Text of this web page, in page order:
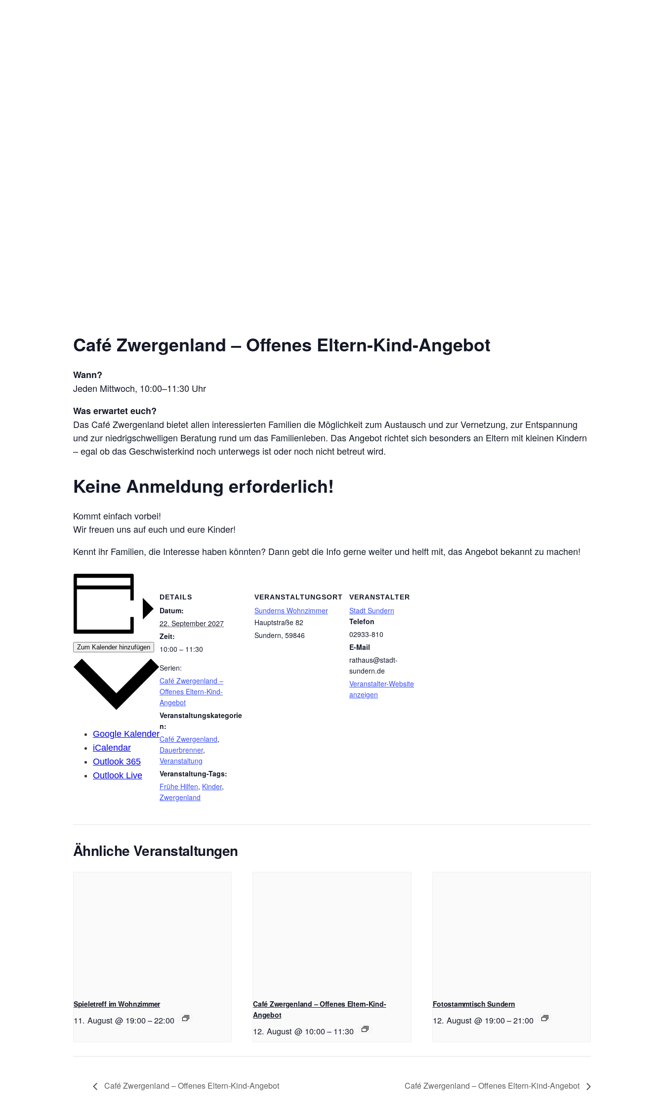
Café Zwergenland – Offenes Eltern-Kind-Angebot
Wann?
Jeden Mittwoch, 10:00–11:30 Uhr
Was erwartet euch?
Das Café Zwergenland bietet allen interessierten Familien die Möglichkeit zum Austausch und zur Vernetzung, zur Entspannung
und zur niedrigschwelligen Beratung rund um das Familienleben. Das Angebot richtet sich besonders an Eltern mit kleinen Kindern
– egal ob das Geschwisterkind noch unterwegs ist oder noch nicht betreut wird.
Keine Anmeldung erforderlich!
Kommt einfach vorbei!
Wir freuen uns auf euch und eure Kinder!
Kennt ihr Familien, die Interesse haben könnten? Dann gebt die Info gerne weiter und helft mit, das Angebot bekannt zu machen!
Zum Kalender hinzufügen
Google Kalender
iCalendar
Outlook 365
Outlook Live
DETAILS
Datum:
22. September 2027
Zeit:
10:00 – 11:30
Serien:
Café Zwergenland –
Offenes Eltern-Kind-
Angebot
Veranstaltungskategorie
n:
Café Zwergenland,
Dauerbrenner,
Veranstaltung
Veranstaltung-Tags:
Frühe Hilfen, Kinder,
Zwergenland
VERANSTALTUNGSORT
Sunderns Wohnzimmer
Hauptstraße 82
Sundern, 59846
VERANSTALTER
Stadt Sundern
Telefon
02933-810
E-Mail
rathaus@stadt-
sundern.de
Veranstalter-Website
anzeigen
Ähnliche Veranstaltungen
Spieletreff im Wohnzimmer
11. August @ 19:00–22:00
Café Zwergenland – Offenes Eltern-Kind-
Angebot
12. August @ 10:00– 11:30
Fotostammtisch Sundern
12. August @ 19:00–21:00
Café Zwergenland – Offenes Eltern-Kind-Angebot Café Zwergenland – Offenes Eltern-Kind-Angebot